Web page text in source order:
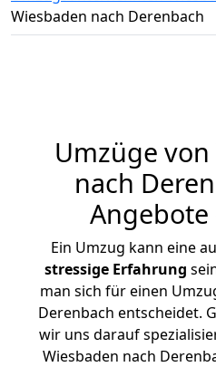
Wiesbaden nach Derenbach
Umzüge
nach
Ein Umzug kann eine
stressige Erfahrung
man sich für einen
Derenbach entscheidet.
wir uns darauf
Wiesbaden nach